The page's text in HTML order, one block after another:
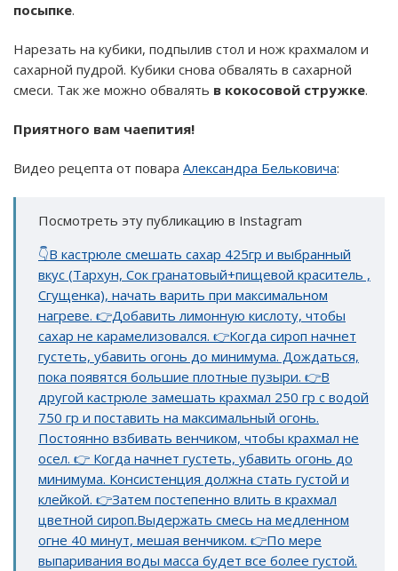
посыпке.
Нарезать на кубики, подпылив стол и нож крахмалом и
сахарной пудрой. Кубики снова обвалять в сахарной
смеси. Так же можно обвалять в кокосовой стружке.
Приятного вам чаепития!
Видео рецепта от повара Александра Бельковича:
Посмотреть эту публикацию в Instagram
👇В кастрюле смешать сахар 425гр и выбранный
вкус (Тархун, Сок гранатовый+пищевой краситель ,
Сгущенка), начать варить при максимальном
нагреве. 👉Добавить лимонную кислоту, чтобы
сахар не карамелизовался. 👉Когда сироп начнет
густеть, убавить огонь до минимума. Дождаться,
пока появятся большие плотные пузыри. 👉В
другой кастрюле замешать крахмал 250 гр с водой
750 гр и поставить на максимальный огонь.
Постоянно взбивать венчиком, чтобы крахмал не
осел. 👉 Когда начнет густеть, убавить огонь до
минимума. Консистенция должна стать густой и
клейкой. 👉Затем постепенно влить в крахмал
цветной сироп.Выдержать смесь на медленном
огне 40 минут, мешая венчиком. 👉По мере
выпаривания воды масса будет все более густой.